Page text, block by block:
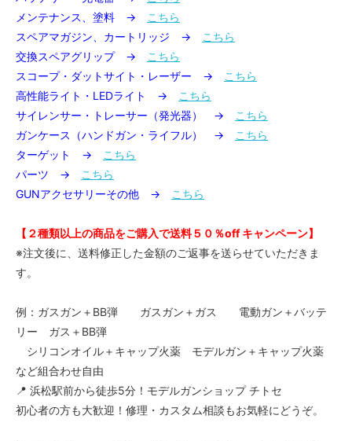
メンテナンス、塗料 →
こちら
スペアマガジン、カートリッジ →
こちら
交換スペアグリップ →
こちら
スコープ・ダットサイト・レーザー →
こちら
高性能ライト・LEDライト →
こちら
サイレンサー・トレーサー（発光器） →
こちら
ガンケース（ハンドガン・ライフル） →
こちら
ターゲット →
こちら
パーツ →
こちら
GUNアクセサリーその他 →
こちら
【２種類以上の商品をご購入で送料５０％off キャンペーン】
※注文後に、送料修正した金額のご返事を送らせていただきま
す。
例：ガスガン＋BB弾 ガスガン＋ガス 電動ガン＋バッテ
リー ガス＋BB弾
シリコンオイル＋キャップ火薬 モデルガン＋キャップ火薬
など組合わせ自由
📍 浜松駅前から徒歩5分！モデルガンショップ チトセ
初心者の方も大歓迎！修理・カスタム相談もお気軽にどうぞ。